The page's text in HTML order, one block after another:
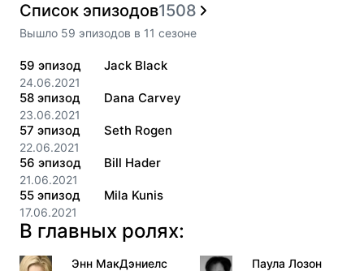
Список эпизодов1508
Вышло 59 эпизодов в 11 сезоне
59 эпизод
24.06.2021
Jack Black
58 эпизод
23.06.2021
Dana Carvey
57 эпизод
22.06.2021
Seth Rogen
56 эпизод
21.06.2021
Bill Hader
55 эпизод
17.06.2021
Mila Kunis
В главных ролях:
Энн МакДэниелс Паула Лозон